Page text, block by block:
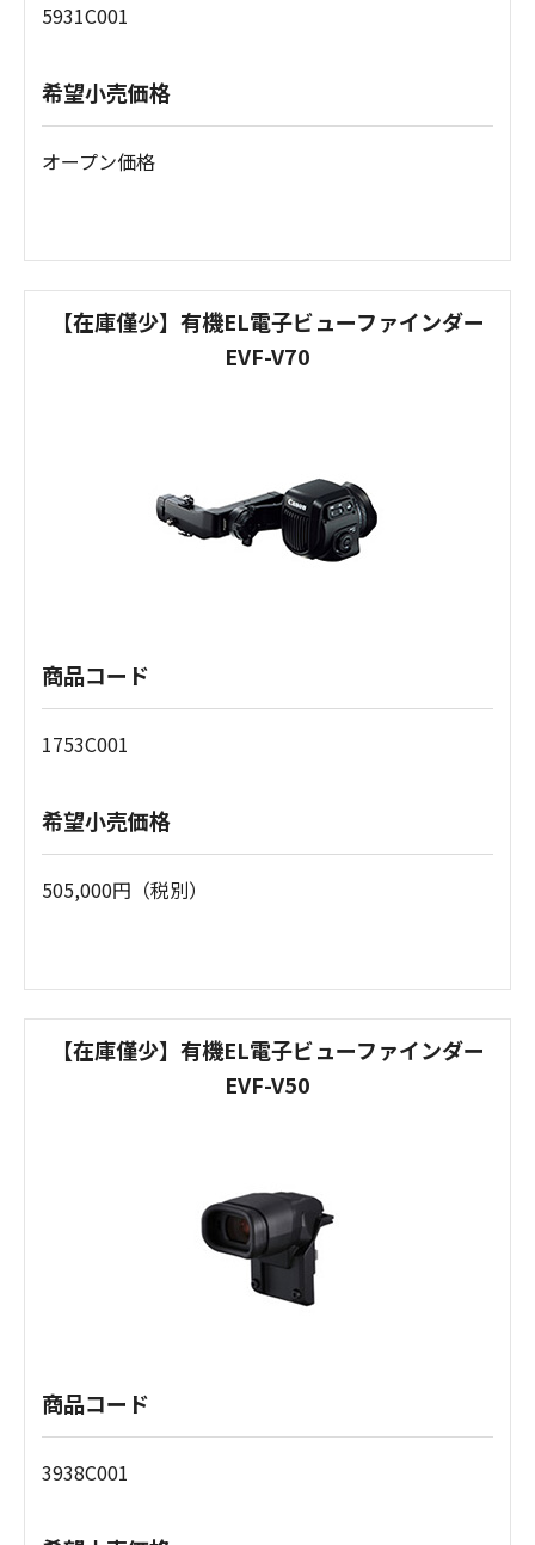
5931C001
希望小売価格
オープン価格
【在庫僅少】有機EL電子ビューファインダー
EVF-V70
商品コード
1753C001
希望小売価格
505,000円（税別）
【在庫僅少】有機EL電子ビューファインダー
EVF-V50
商品コード
3938C001